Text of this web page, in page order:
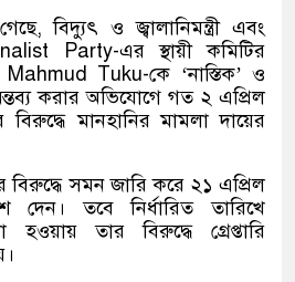
বিদ্যুৎ ও জ্বালানিমন্ত্রী এবং
Party-এর স্থায়ী কমিটির
Mahmud Tuku-কে ‘নাস্তিক’ ও
করার অভিযোগে গত ২ এপ্রিল
মানহানির মামলা দায়ের
সমন জারি করে ২১ এপ্রিল
দেন। তবে নির্ধারিত তারিখে
তার বিরুদ্ধে গ্রেপ্তারি